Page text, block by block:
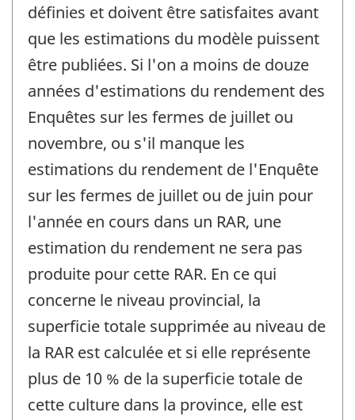
définies et doivent être satisfaites avant
que les estimations du modèle puissent
être publiées. Si l'on a moins de douze
années d'estimations du rendement des
Enquêtes sur les fermes de juillet ou
novembre, ou s'il manque les
estimations du rendement de l'Enquête
sur les fermes de juillet ou de juin pour
l'année en cours dans un RAR, une
estimation du rendement ne sera pas
produite pour cette RAR. En ce qui
concerne le niveau provincial, la
superficie totale supprimée au niveau de
la RAR est calculée et si elle représente
plus de 10 % de la superficie totale de
cette culture dans la province, elle est